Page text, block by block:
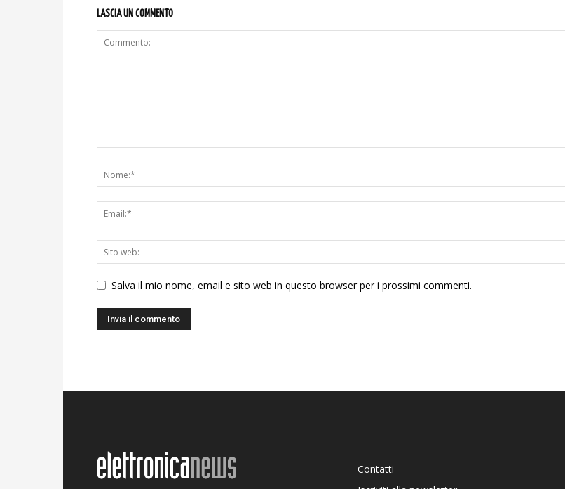
LASCIA UN COMMENTO
Salva il mio nome, email e sito web in questo browser per i prossimi commenti.
Contatti